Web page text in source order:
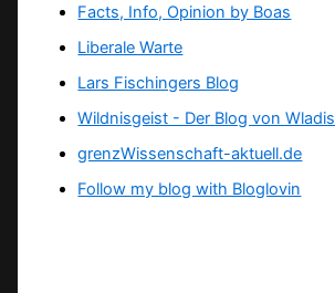
Facts, Info, Opinion by Boas
Liberale Warte
Lars Fischingers Blog
Wildnisgeist - Der Blog von
grenzWissenschaft-aktuell.de
Follow my blog with Bloglovin